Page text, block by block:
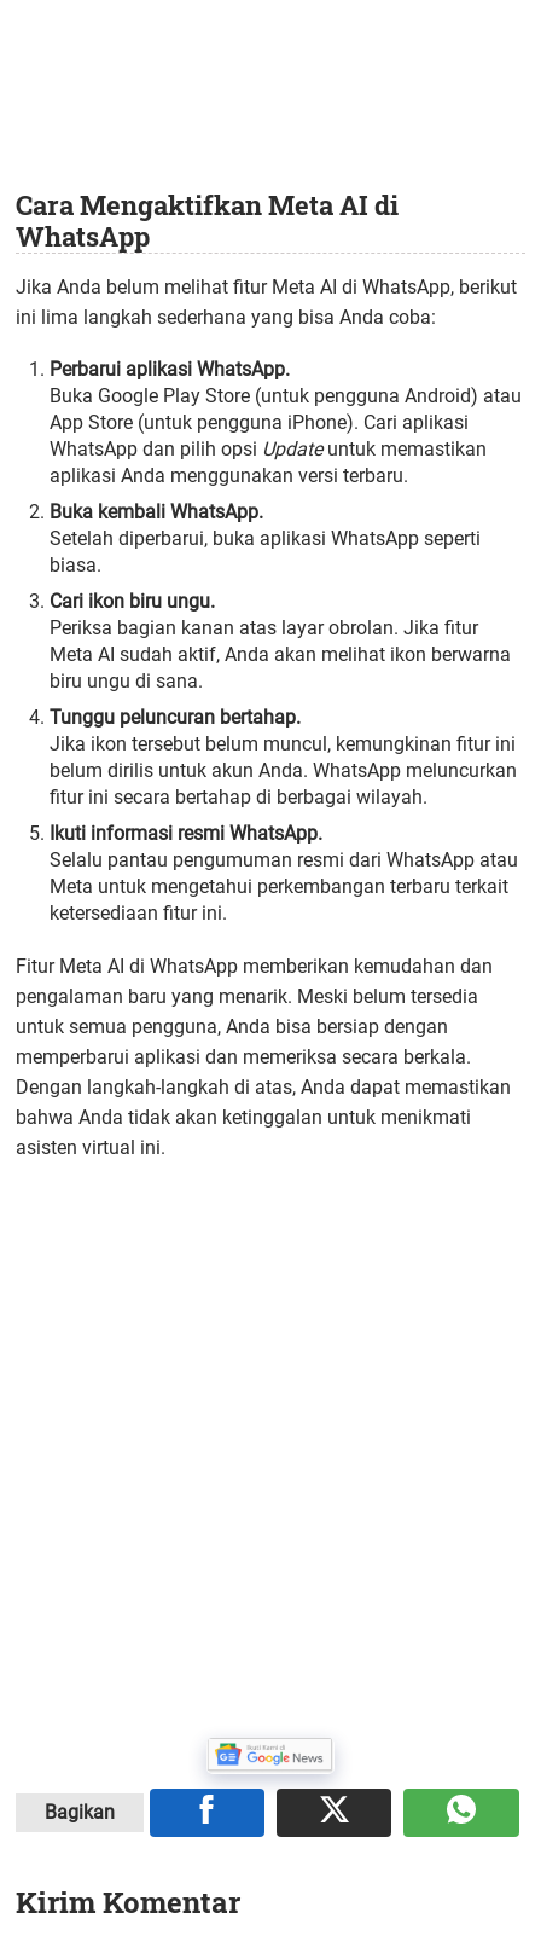
Cara Mengaktifkan Meta AI di
WhatsApp
Jika Anda belum melihat fitur Meta AI di WhatsApp, berikut
ini lima langkah sederhana yang bisa Anda coba:
Perbarui aplikasi WhatsApp.
Buka Google Play Store (untuk pengguna Android) atau
App Store (untuk pengguna iPhone). Cari aplikasi
WhatsApp dan pilih opsi Updateuntuk memastikan
aplikasi Anda menggunakan versi terbaru.
Buka kembali WhatsApp.
Setelah diperbarui, buka aplikasi WhatsApp seperti
biasa.
Cari ikon biru ungu.
Periksa bagian kanan atas layar obrolan. Jika fitur
Meta AI sudah aktif, Anda akan melihat ikon berwarna
biru ungu di sana.
Tunggu peluncuran bertahap.
Jika ikon tersebut belum muncul, kemungkinan fitur ini
belum dirilis untuk akun Anda. WhatsApp meluncurkan
fitur ini secara bertahap di berbagai wilayah.
Ikuti informasi resmi WhatsApp.
Selalu pantau pengumuman resmi dari WhatsApp atau
Meta untuk mengetahui perkembangan terbaru terkait
ketersediaan fitur ini.
Fitur Meta AI di WhatsApp memberikan kemudahan dan
pengalaman baru yang menarik. Meski belum tersedia
untuk semua pengguna, Anda bisa bersiap dengan
memperbarui aplikasi dan memeriksa secara berkala.
Dengan langkah-langkah di atas, Anda dapat memastikan
bahwa Anda tidak akan ketinggalan untuk menikmati
asisten virtual ini.
Bagikan
Kirim Komentar